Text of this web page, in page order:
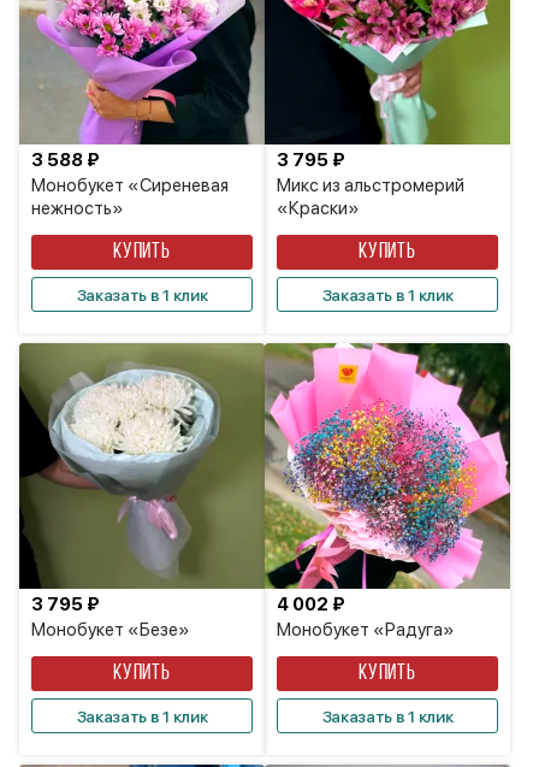
Монобукет «Сиреневая
нежность»
3 588 ₽
КУПИТЬ
Заказать в 1 клик
Микс из альстромерий
«Краски»
3 795 ₽
КУПИТЬ
Заказать в 1 клик
Монобукет «Безе»
3 795 ₽
КУПИТЬ
Заказать в 1 клик
Монобукет «Радуга»
4 002 ₽
КУПИТЬ
Заказать в 1 клик